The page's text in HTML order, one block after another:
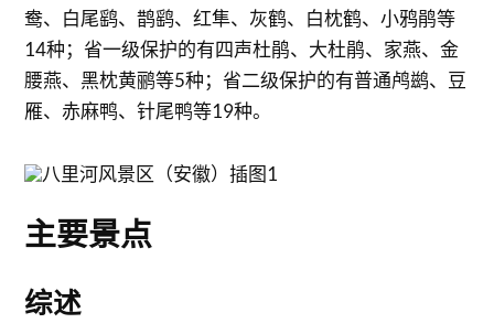
鸯、白尾鹞、鹊鹞、红隼、灰鹤、白枕鹤、小鸦鹃等
14种；省一级保护的有四声杜鹃、大杜鹃、家燕、金
腰燕、黑枕黄鹂等5种；省二级保护的有普通鸬鹚、豆
雁、赤麻鸭、针尾鸭等19种。
主要景点
综述